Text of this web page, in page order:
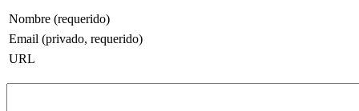
Nombre (requerido)
Email (privado, requerido)
URL